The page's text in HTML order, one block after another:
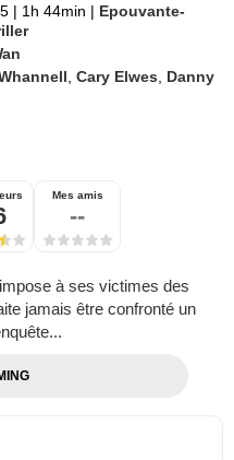
| 1h 44min | Epouvante-
,Cary Elwes
Danny
Mes amis
--
à ses victimes des
jamais être confronté un